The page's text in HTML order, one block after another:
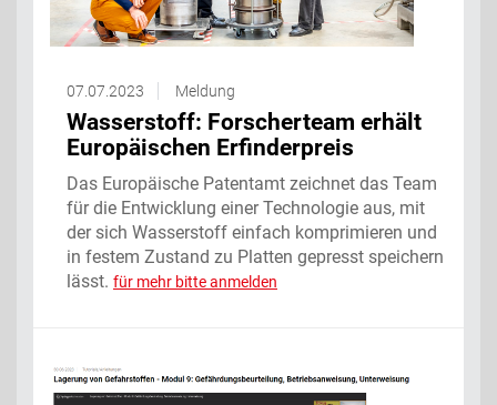
07.07.2023 Meldung
Wasserstoff: Forscherteam erhält
Europäischen Erfinderpreis
Das Europäische Patentamt zeichnet das Team
für die Entwicklung einer Technologie aus, mit
der sich Wasserstoff einfach komprimieren und
in festem Zustand zu Platten gepresst speichern
lässt. für mehr bitte anmelden